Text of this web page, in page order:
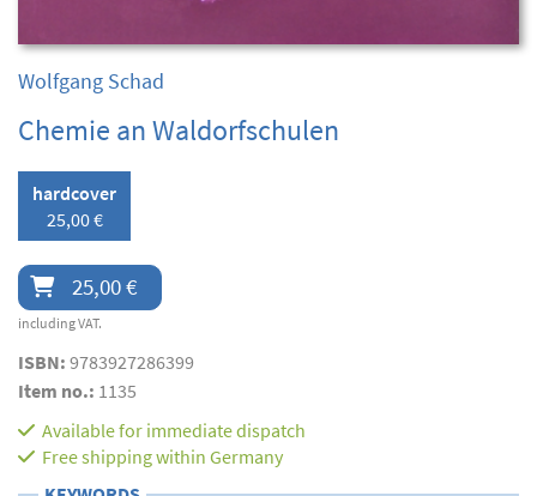
Wolfgang Schad
Chemie an Waldorfschulen
hardcover
25,00 €
25,00 €
including VAT.
ISBN: 9783927286399
Item no.: 1135
Available for immediate dispatch
Free shipping within Germany